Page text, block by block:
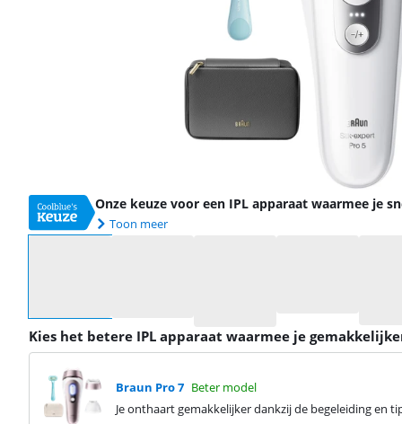
Onze keuze voor een IPL apparaat waarmee je
Toon meer
Kies het betere IPL apparaat waarmee je
Braun Pro 7 Beter model
Je onthaart gemakkelijker dankzij de begeleiding en